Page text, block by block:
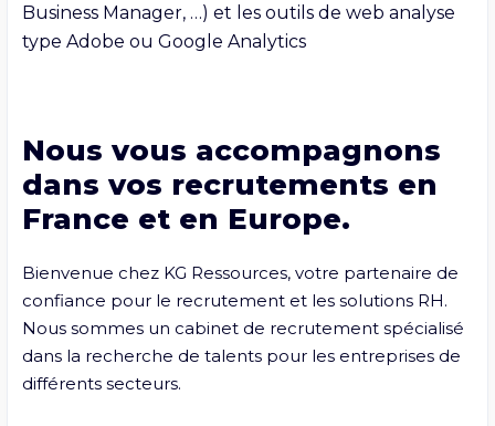
Business Manager, …) et les outils de web analyse
type Adobe ou Google Analytics
Nous vous accompagnons
dans vos recrutements en
France et en Europe.
Bienvenue chez KG Ressources, votre partenaire de
confiance pour le recrutement et les solutions RH.
Nous sommes un cabinet de recrutement spécialisé
dans la recherche de talents pour les entreprises de
différents secteurs.